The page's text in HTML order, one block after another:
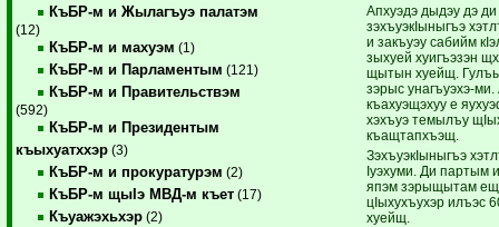
КъБР-м и Жылагъуэ палатэм
(12)
КъБР-м и махуэм (1)
КъБР-м и Парламентым (121)
КъБР-м и Правительствэм
(592)
КъБР-м и Президентым
къыхуатххэр (3)
КъБР-м и прокуратурэм (2)
КъБР-м щыIэ МВД-м къет (17)
Къуажэхьхэр (2)
Апхуэдэ дыдэу дэ
зэхъуэкIыныгъэ
и закъуэу сабийм
зыхуей хуигъэзэн
щытын хуейщ.
зэрыс унагъуэхэ-
къахуэщэхуу е
хэхъуэ темылъу
къащтапхъэщ.
ЗэхъуэкIыныгъэ
Iуэхуми. Ди партым
япэм зэрыщытам
цIыхухъухэр илъэс
хуейщ.